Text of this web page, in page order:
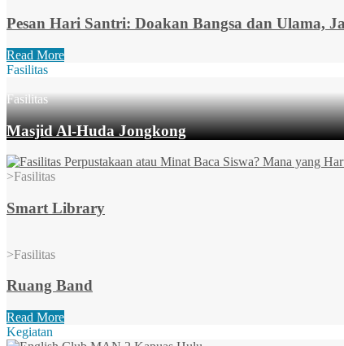
Pesan Hari Santri: Doakan Bangsa dan Ulama,
Read More
Fasilitas
Fasilitas
Masjid Al-Huda Jongkong
>Fasilitas
Smart Library
>Fasilitas
Ruang Band
Read More
Kegiatan